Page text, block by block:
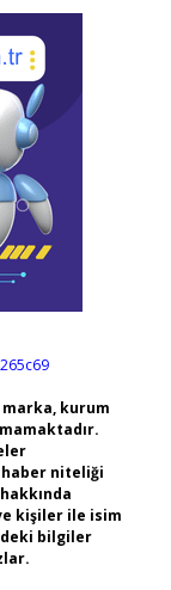
kurum
niteliği
kişiler ile isim
bilgiler